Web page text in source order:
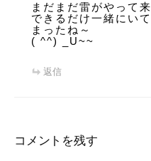
まだまだ雷がやって
できるだけ一緒にい
まったね～
( ^^) _U~~
返信
コメントを残す